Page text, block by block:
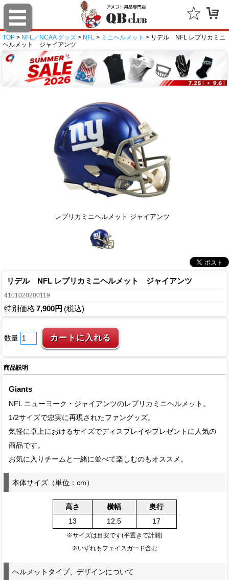
TOP > NFL／NCAA グッズ > NFL > ミニヘルメット > リデル NFL レプリカミニ
ヘルメット ジャイアンツ
レプリカミニヘルメット ジャイアンツ
リデル NFL レプリカミニヘルメット ジャイアンツ
4101020200119
特別価格 7,900円 (税込)
数量
商品説明
Giants
NFL ニューヨーク・ジャイアンツのレプリカミニヘルメット。
1/2サイズで忠実に再現されたファングッズ。
気軽に卓上におけるサイズでディスプレイやプレゼントに人気の
商品です。
お気に入りチームと一緒に並べて楽しむのもオススメ。
本体サイズ（単位：cm）
高さ 横幅
奥行
13
12.5 17
※サイズは目安です(平置きで計測)
※いずれもフェイスガード含む
ヘルメットタイプ、デザインについて